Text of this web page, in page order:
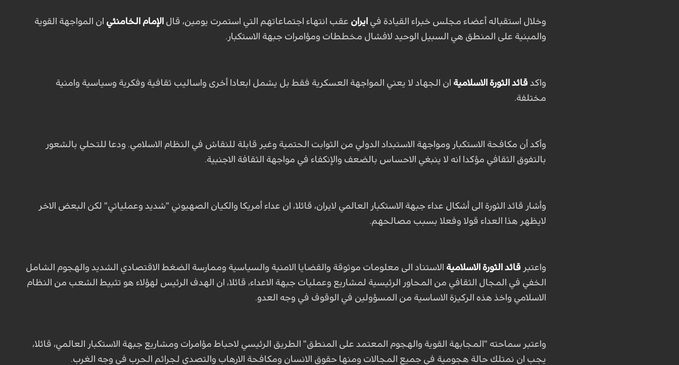
وخلال استقباله أعضاء مجلس خبراء القيادة في ايران عقب انتهاء اجتماعاتهم التي استمرت يومين، قال الإمام الخامنئي ان المواجهة القوية
والمبنية على المنطق هي السبيل الوحيد لافشال مخططات ومؤامرات جبهة الاستكبار .
واكد قائد الثورة الاسلامية ان الجهاد لا يعني المواجهة العسكرية فقط بل يشمل ابعادا أخرى واساليب ثقافية وفكرية وسياسية وامنية
مختلفة.
وأكد أن مكافحة الاستكبار ومواجهة الاستبداد الدولي من الثوابت الحتمية وغير قابلة للنقاش في النظام الاسلامي. ودعا للتحلي بالشعور
بالتفوق الثقافي مؤكدا انه لا ينبغي الاحساس بالضعف والإنكفاء في مواجهة الثقافة الاجنبية.
وأشار قائد الثورة الى أشكال عداء جبهة الاستكبار العالمي لايران، قائلا، ان عداء أمريكا والكيان الصهيوني "شديد وعملياتي" لكن البعض الاخر
لايظهر هذا العداء قولا وفعلا بسبب مصالحهم.
واعتبر قائد الثورة الاسلامية الاستناد الى معلومات موثوقة والقضايا الامنية والسياسية وممارسة الضغط الاقتصادي الشديد والهجوم الشامل
الخفي في المجال الثقافي من المحاور الرئيسية لمشاريع وعمليات جبهة الاعداء، قائلا، ان الهدف الرئيس لهؤلاء هو تثبيط الشعب من النظام
الاسلامي واخذ هذه الركيزة الاساسية من المسؤولين في الوقوف في وجه العدو.
واعتبر سماحته "المجابهة القوية والهجوم المعتمد على المنطق" الطريق الرئيسي لاحباط مؤامرات ومشاريع جبهة الاستكبار العالمي، قائلا،
يجب ان نمتلك حالة هجومية في جميع المجالات ومنها حقوق الانسان ومكافحة الارهاب والتصدي لجرائم الحرب في وجه الغرب.